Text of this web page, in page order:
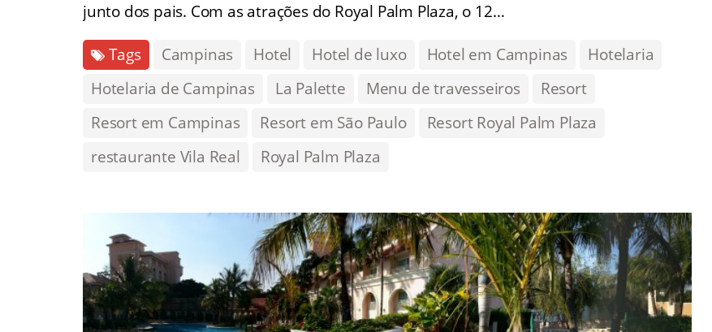
junto dos pais. Com as atrações do Royal Palm Plaza, o 12…
Tags Campinas Hotel Hotel de luxo Hotel em Campinas
Hotelaria
Hotelaria de Campinas
La Palette Menu de travesseiros
Resort
Resort em Campinas
Resort em São Paulo
Resort Royal Palm Plaza
restaurante Vila Real
Royal Palm Plaza